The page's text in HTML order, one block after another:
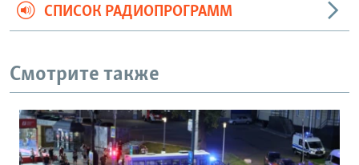
СПИСОК РАДИОПРОГРАММ
Смотрите также